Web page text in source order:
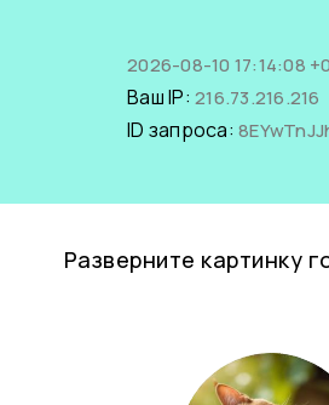
2026-08-10 17:14:08
Ваш IP: 216.73.216.216
ID запроса:
Разверните картинку